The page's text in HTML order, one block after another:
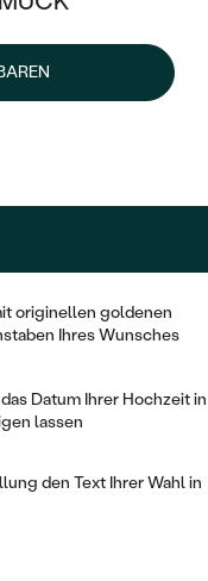
3 - 4 Wochen.
originellen goldenen
Ihres Wunsches
Datum Ihrer Hochzeit in
lassen
den Text Ihrer Wahl in